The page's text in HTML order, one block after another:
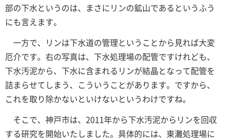
部の下水というのは、まさにリンの鉱山であるというふう
にも言えます。
一方で、リンは下水道の管理ということから見れば大変
厄介です。右の写真は、下水処理場の配管ですけれども、
下水汚泥から、下水に含まれるリンが結晶となって配管を
詰まらせてしまう、こういうことがあります。ですから、
これを取り除かないといけないというわけですね。
そこで、神戸市は、2011年から下水汚泥からリンを回収
する研究を開始いたしました。具体的には、東灘処理場に